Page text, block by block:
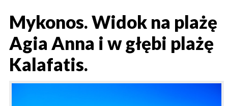
Mykonos. Widok na plażę
Agia Anna i w głębi plażę
Kalafatis.